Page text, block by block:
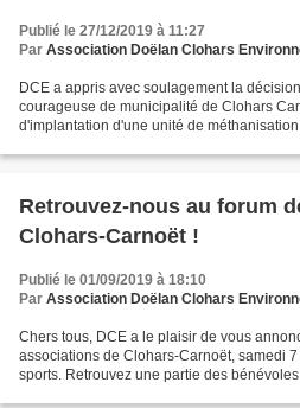
Publié le 27/12/2019 à 11:27
Par Association Doëlan Clohars
DCE a appris avec soulagement la
courageuse de municipalité de Clohars
d'implantation d'une unité de
Retrouvez-nous au forum
Clohars-Carnoët !
Publié le 01/09/2019 à 18:10
Par Association Doëlan Clohars
Chers tous, DCE a le plaisir de vous
associations de Clohars-Carnoët, samedi
sports. Retrouvez une partie des